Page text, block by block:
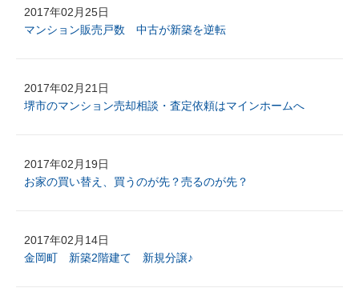
2017年02月25日
マンション販売戸数 中古が新築を逆転
2017年02月21日
堺市のマンション売却相談・査定依頼はマインホームへ
2017年02月19日
お家の買い替え、買うのが先？売るのが先？
2017年02月14日
金岡町 新築2階建て 新規分譲♪